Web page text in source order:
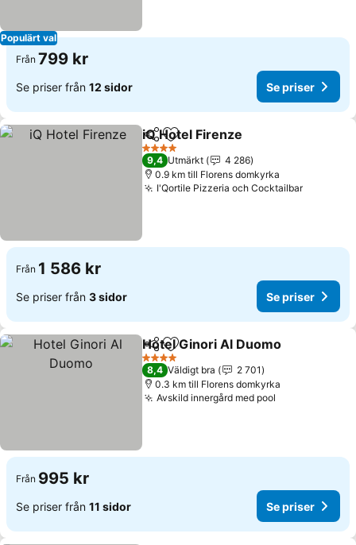
Populärt val
Från 799 kr
Se priser från 12 sidor Se priser
Dela Lägg till i Mina Favoriter
iQ Hotel Firenze
4 Stjärnor
9,4 Utmärkt
4 286
0.9 km till Florens domkyrka
I'Qortile Pizzeria och Cocktailbar
Från 1 586 kr
Se priser från 3 sidor Se priser
Dela Lägg till i Mina Favoriter
Hotel Ginori Al Duomo
4 Stjärnor
8,4 Väldigt bra
2 701
0.3 km till Florens domkyrka
Avskild innergård med pool
Från 995 kr
Se priser från 11 sidor Se priser